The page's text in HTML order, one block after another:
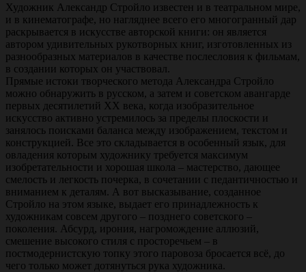
Художник Александр Стройло известен и в театральном мире,
и в кинематографе, но нагляднее всего его многогранный дар
раскрывается в искусстве авторской книги: он является
автором удивительных рукотворных книг, изготовленных из
разнообразных материалов в качестве послесловия к фильмам,
в создании которых он участвовал.
Прямые истоки творческого метода Александра Стройло
можно обнаружить в русском, а затем и советском авангарде
первых десятилетий ХХ века, когда изобразительное
искусство активно устремилось за пределы плоскости и
занялось поисками баланса между изображением, текстом и
конструкцией. Все это складывается в особенный язык, для
овладения которым художнику требуется максимум
изобретательности и хорошая школа – мастерство, дающее
смелость и легкость почерка, в сочетании с педантичностью и
вниманием к деталям. А вот высказывание, созданное
Стройло на этом языке, выдает его принадлежность к
художникам совсем другого – позднего советского –
поколения. Абсурд, ирония, нагромождение аллюзий,
смешение высокого стиля с просторечьем – в
постмодернистскую топку этого паровоза бросается всё, до
чего только может дотянуться рука художника.